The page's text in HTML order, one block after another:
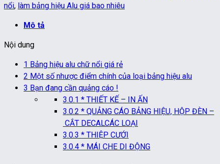
nổi, làm bảng hiệu Alu giá bao nhiêu
Mô tả
Nội dung
1 Bảng hiệu alu chữ nổi giá rẻ
2 Một số nhược điểm chính của loại bảng hiệu alu
3 Bạn đang cần quảng cáo !
3.0.1 * THIẾT KẾ – IN ẤN
3.0.2 * QUẢNG CÁO BẢNG HIỆU, HỘP ĐÈN –
CẮT DECALCÁC LOẠI
3.0.3 * THIỆP CƯỚI
3.0.4 * MÁI CHE DI ĐỘNG